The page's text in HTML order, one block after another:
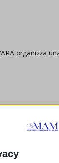
organizza